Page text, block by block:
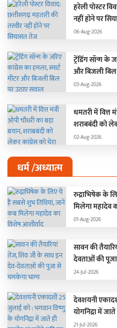
हरेली पोस्टर
नहीं होने पर
06-Aug-2026
ट्रेंडिंग सॉन्ग के
और बिजली
03-Aug-2026
धमतरी में वित्त
शराबबंदी को
02-Aug-2026
धर्म /अध्यात्म
रुद्राभिषेक के
मिलेगा महादेव
01-Aug-2026
सावन की
देवताओं की
24-Jul-2026
देवशयनी
योगनिद्रा में
संचालन, चार
21-Jul-2026